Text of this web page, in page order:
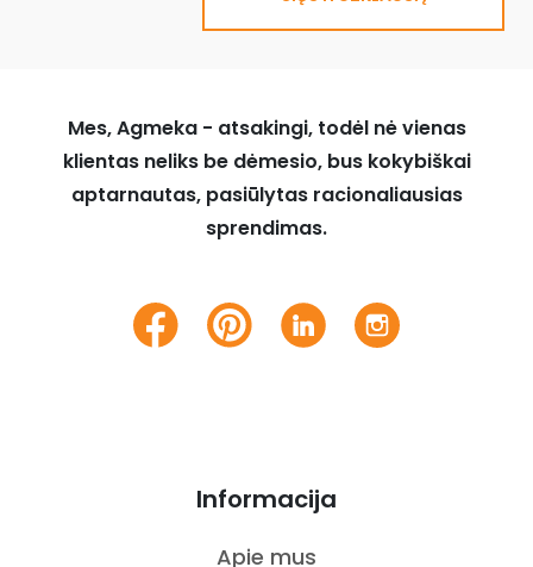
Mes, Agmeka - atsakingi, todėl nė vienas
klientas neliks be dėmesio, bus kokybiškai
aptarnautas, pasiūlytas racionaliausias
sprendimas.
Informacija
Apie mus